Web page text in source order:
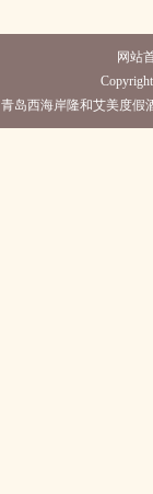
网站
岛西海岸隆和艾美度假酒